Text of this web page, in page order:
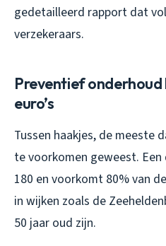
gedetailleerd rapport dat
verzekeraars.
Preventief
euro’s
Tussen haakjes, de meeste
te voorkomen geweest.
180 en voorkomt 80% van
in wijken zoals de
50 jaar oud zijn.